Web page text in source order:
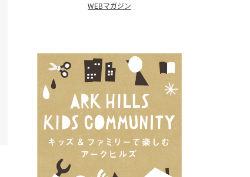
WEBマガジン